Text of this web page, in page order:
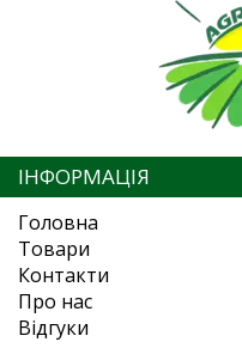
ІНФОРМАЦІЯ
Головна
Товари
Контакти
Про нас
Відгуки